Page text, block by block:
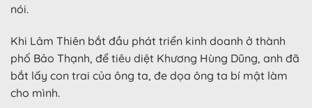
nói.
Khi Lâm Thiên bắt đầu phát triển kinh doanh ở thành
phố Bảo Thạnh, để tiêu diệt Khương Hùng Dũng, anh đã
bắt lấy con trai của ông ta, đe dọa ông ta bí mật làm
cho mình.